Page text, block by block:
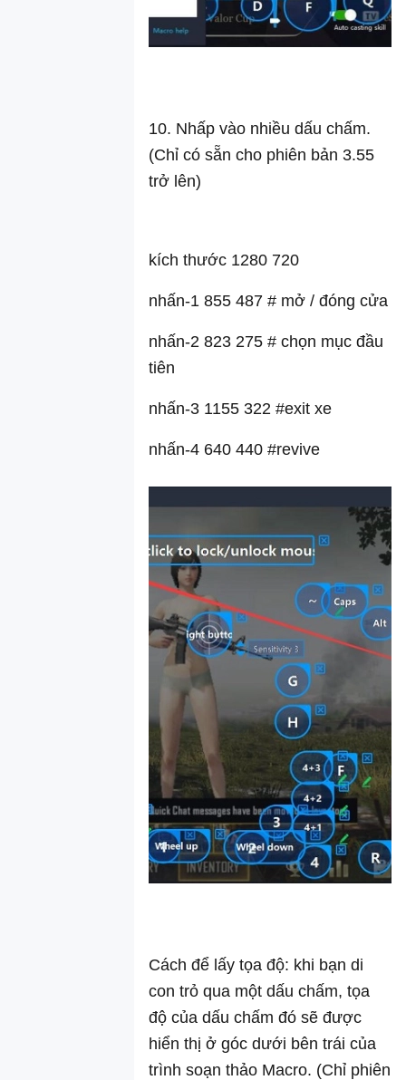
10. Nhấp vào nhiều dấu chấm.
(Chỉ có sẵn cho phiên bản 3.55
trở lên)
kích thước 1280 720
nhấn-1 855 487 # mở / đóng cửa
nhấn-2 823 275 # chọn mục đầu
tiên
nhấn-3 1155 322 #exit xe
nhấn-4 640 440 #revive
Cách để lấy tọa độ: khi bạn di
con trỏ qua một dấu chấm, tọa
độ của dấu chấm đó sẽ được
hiển thị ở góc dưới bên trái của
trình soạn thảo Macro. (Chỉ phiên